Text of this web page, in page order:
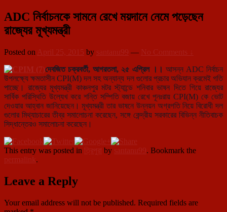
ADC নির্বাচনকে সামনে রেখে ময়দানে নেমে পড়েছেন
রাজ্যের মূখ্যমন্ত্রী
Posted on April 25, 2015 by santanu99 — No Comments ↓
দেবজিত চক্রবর্তী, আগরতলা, ২৫ এপ্রিল ।। আসন্ন ADC নির্বাচন
উপলক্ষ্যে ক্ষমতাসীন CPI(M) দল সহ অন্যান্য দল গুলোর প্রচার অভিযান ক্রমেই গতি
পাচ্ছে। রাজ্যের মূখ্যমন্ত্রী কাঞ্চনপুর মটর স্ট্যান্ডে শনিবার ভাষন দিতে গিয়ে রাজ্যের
সার্বিক পরিস্থিতি উল্যেখ করে শন্তি সম্পিতি বজায় রেখে পূনঃরায় CPI(M) কে ভোট
দেওয়ার আহ্বান জানিয়েছেন। মূখ্যমন্ত্রী তার ভাষনে উন্নয়ন অগ্রগতি নিয়ে বিরোধী দল
গুলোর মিথ্যাচারের তীব্র সমালোচনা করেছেন, সঙ্গে কেন্দ্রীয় সরকারের বিভিন্ন নীতিবাচক
সিদ্ধান্তেরও সমালোচনা করেছেন।
This entry was posted in ত্রিপুরা by santanu99. Bookmark the
permalink.
Leave a Reply
Your email address will not be published. Required fields are